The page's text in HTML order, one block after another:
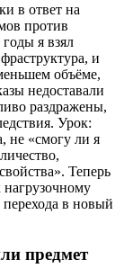
в ответ на
против
я взял
и
объёме,
недоставали
раздражены,
Урок:
не «смогу ли я
Теперь
в новый
предмет